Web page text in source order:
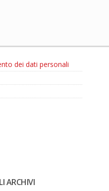
dei dati personali
ARCHIVI